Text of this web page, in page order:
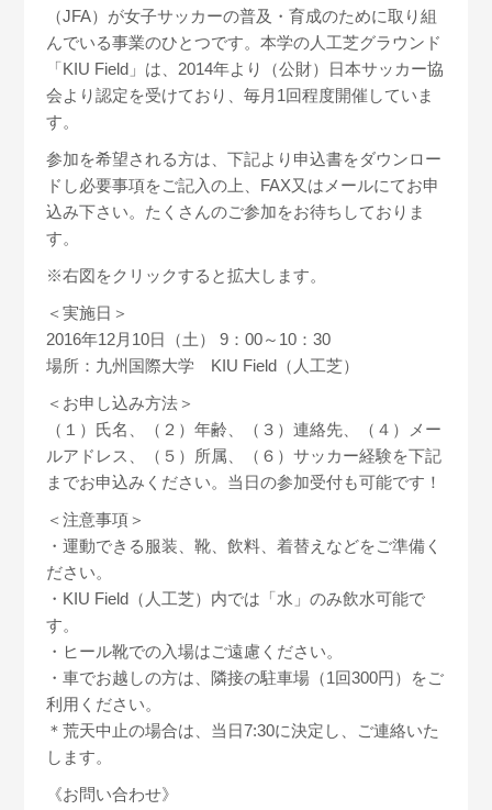
（JFA）が女子サッカーの普及・育成のために取り組
んでいる事業のひとつです。本学の人工芝グラウンド
「KIU Field」は、2014年より（公財）日本サッカー協
会より認定を受けており、毎月1回程度開催していま
す。
参加を希望される方は、下記より申込書をダウンロー
ドし必要事項をご記入の上、FAX又はメールにてお申
込み下さい。たくさんのご参加をお待ちしておりま
す。
※右図をクリックすると拡大します。
＜実施日＞
2016年12月10日（土） 9：00～10：30
場所：九州国際大学 KIU Field（人工芝）
＜お申し込み方法＞
（１）氏名、（２）年齢、（３）連絡先、（４）メー
ルアドレス、（５）所属、（６）サッカー経験を下記
までお申込みください。当日の参加受付も可能です！
＜注意事項＞
・運動できる服装、靴、飲料、着替えなどをご準備く
ださい。
・KIU Field（人工芝）内では「水」のみ飲水可能で
す。
・ヒール靴での入場はご遠慮ください。
・車でお越しの方は、隣接の駐車場（1回300円）をご
利用ください。
＊荒天中止の場合は、当日7:30に決定し、ご連絡いた
します。
《お問い合わせ》